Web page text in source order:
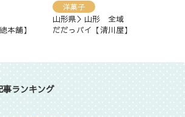
本舗】
洋菓子
山形県＞山形 全域
だだっパイ【清川屋】
事ランキング